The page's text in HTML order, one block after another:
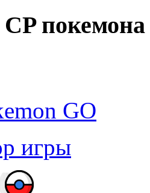
покемона
GO
игры